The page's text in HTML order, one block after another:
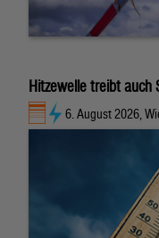
Hitzewelle treibt auch
6. August 2026,